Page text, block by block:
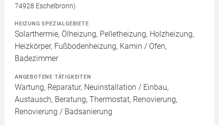
74928 Eschelbronn)
HEIZUNG SPEZIALGEBIETE
Solarthermie, Ölheizung, Pelletheizung, Holzheizung,
Heizkörper, Fußbodenheizung, Kamin / Ofen,
Badezimmer
ANGEBOTENE TÄTIGKEITEN
Wartung, Reparatur, Neuinstallation / Einbau,
Austausch, Beratung, Thermostat, Renovierung,
Renovierung / Badsanierung